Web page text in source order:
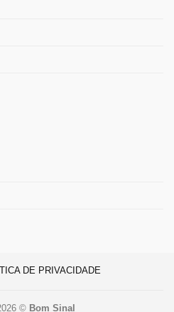
DE PRIVACIDADE
© Bom Sinal